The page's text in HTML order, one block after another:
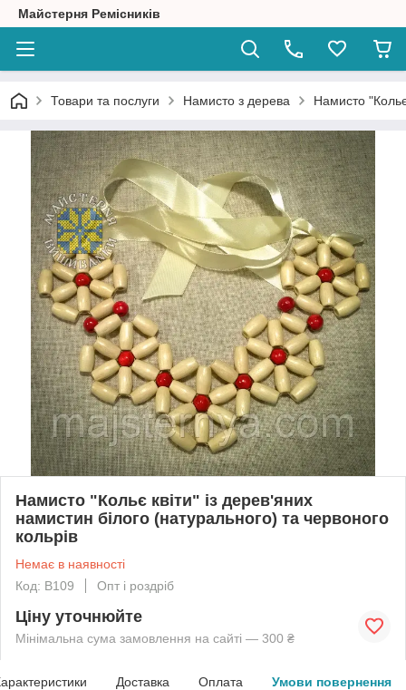
Майстерня Ремісників
Товари та послуги Намисто з дерева Намисто
Намисто "Кольє квіти" із дерев'яних
намистин білого (натурального) та червоного
кольрів
Немає в наявності
Код: B109
Опт і роздріб
Ціну уточнюйте
Мінімальна сума замовлення на сайті — 300 ₴
Доставка Оплата Умови повернення